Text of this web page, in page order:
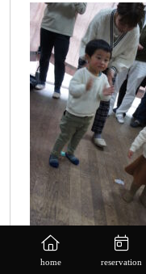
home reservation